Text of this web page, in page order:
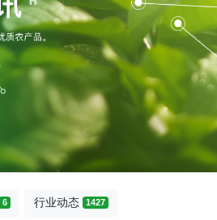
6 行业动态 1427